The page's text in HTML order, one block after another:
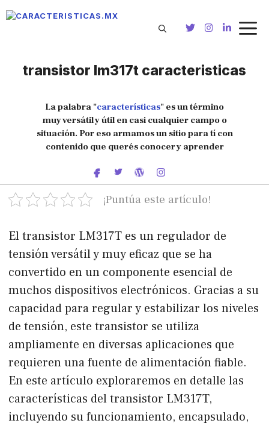
Saltar
transistor lm317t caracteristicas
La palabra "características" es un término
muy versátil y útil en casi cualquier campo o
situación. Por eso armamos un sitio para tí con
contenido que querés conocer y aprender
¡Puntúa este artículo!
El transistor LM317T es un regulador de
tensión versátil y muy eficaz que se ha
convertido en un componente esencial de
muchos dispositivos electrónicos. Gracias a su
capacidad para regular y estabilizar los niveles
de tensión, este transistor se utiliza
ampliamente en diversas aplicaciones que
requieren una fuente de alimentación fiable.
En este artículo exploraremos en detalle las
características del transistor LM317T,
incluyendo su funcionamiento, encapsulado,